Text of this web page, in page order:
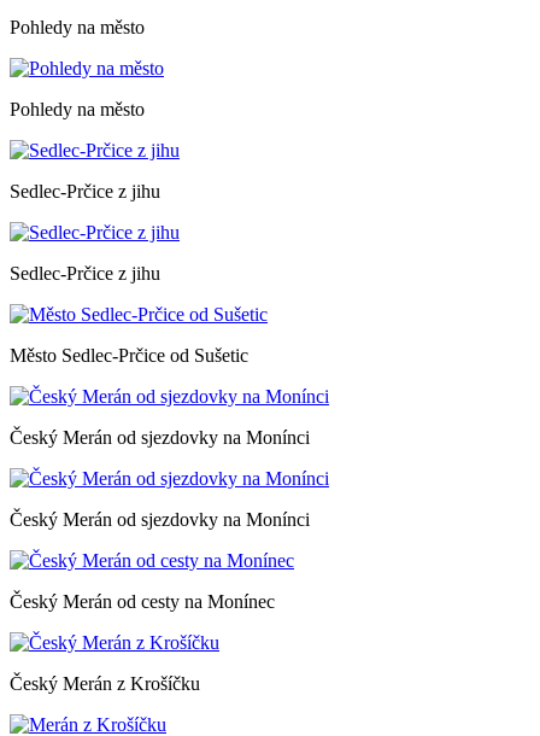
Pohledy na město
Pohledy na město
Sedlec-Prčice z jihu
Sedlec-Prčice z jihu
Město Sedlec-Prčice od Sušetic
Český Merán od sjezdovky na Monínci
Český Merán od sjezdovky na Monínci
Český Merán od cesty na Monínec
Český Merán z Krošíčku